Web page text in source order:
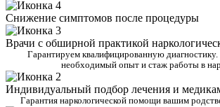
Снижение симптомов после процедуры
Врачи с обширной практикой
Гарантируем квалифицированную
необходимый опыт и стаж работы в
Индивидуальный подбор лечения и
Гарантия наркологической помощи вашим